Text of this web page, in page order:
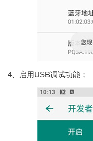
4、启用USB调试功能；